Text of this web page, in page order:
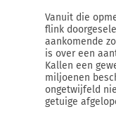
Vanuit die
flink
aankomende
is over een
Kallen een
miljoenen
ongetwijfeld
getuige